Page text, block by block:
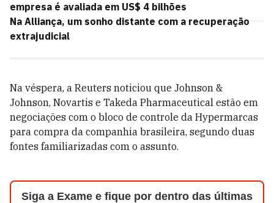
empresa é avaliada em US$ 4 bilhões
Na Alliança, um sonho distante com a recuperação
extrajudicial
Na véspera, a Reuters noticiou que Johnson &
Johnson, Novartis e Takeda Pharmaceutical estão em
negociações com o bloco de controle da Hypermarcas
para compra da companhia brasileira, segundo duas
fontes familiarizadas com o assunto.
Siga a Exame e fique por dentro das últimas